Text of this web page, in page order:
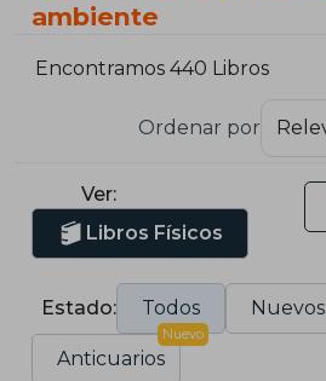
ambiente
Encontramos 440 Libros
Ordenar por
Ver:
Libros Físicos
Estado: Todos Nuevos
Anticuarios
Nuevo